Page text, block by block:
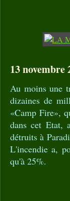
13
Au moins une
dizaines de
«Camp Fire»,
dans cet Etat,
détruits à
L'incendie a,
qu'à 25%.